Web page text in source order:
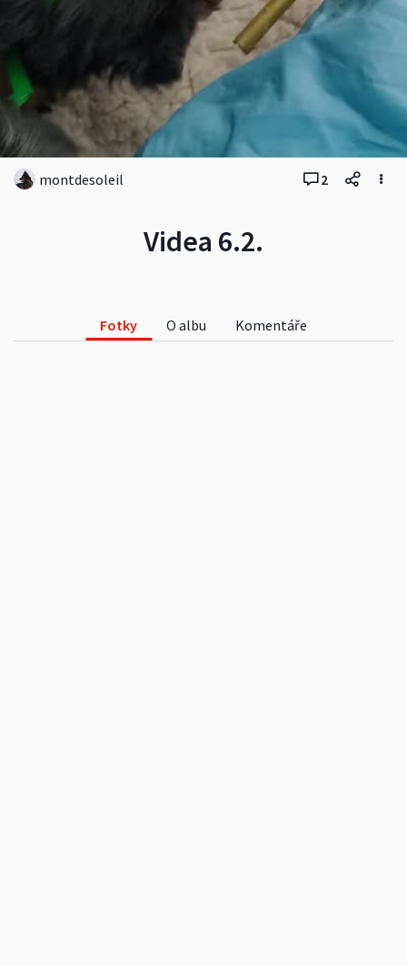
Videa 6.2.
montdesoleil 2
Fotky O albu Komentáře